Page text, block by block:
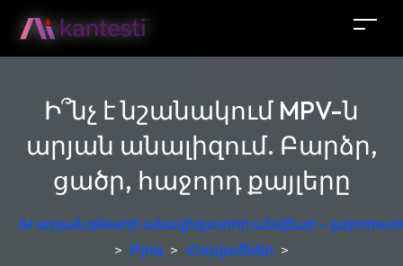
Ի՞նչ է նշանակում MPV-ն
արյան անալիզում. Բարձր,
ցածր, հաջորդ քայլերը
AI արյան թեստի անալիզատոր անվճար –
> Բլոգ > Հոդվածներ >